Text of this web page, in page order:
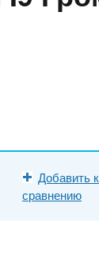
Добавить к
сравнению